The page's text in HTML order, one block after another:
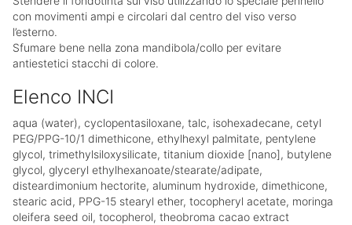
con movimenti ampi e circolari dal centro del viso verso
l’esterno.
Sfumare bene nella zona mandibola/collo per evitare
antiestetici stacchi di colore.
Elenco INCI
aqua (water), cyclopentasiloxane, talc, isohexadecane, cetyl
PEG/PPG-10/1 dimethicone, ethylhexyl palmitate, pentylene
glycol, trimethylsiloxysilicate, titanium dioxide [nano], butylene
glycol, glyceryl ethylhexanoate/stearate/adipate,
disteardimonium hectorite, aluminum hydroxide, dimethicone,
stearic acid, PPG-15 stearyl ether, tocopheryl acetate, moringa
oleifera seed oil, tocopherol, theobroma cacao extract